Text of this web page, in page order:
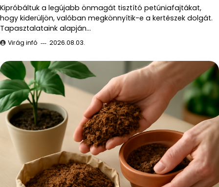
Kipróbáltuk a legújabb önmagát tisztító petúniafajtákat,
hogy kiderüljön, valóban megkönnyítik-e a kertészek dolgát.
Tapasztalataink alapján…
Virág infó 2026.08.03.